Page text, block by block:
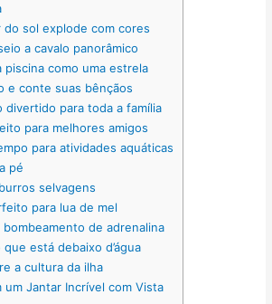
do sol explode com cores
a cavalo panorâmico
piscina como uma estrela
e conte suas bênçãos
divertido para toda a família
para melhores amigos
para atividades aquáticas
pé
selvagens
para lua de mel
de adrenalina
está debaixo d’água
a cultura da ilha
um Jantar Incrível com Vista